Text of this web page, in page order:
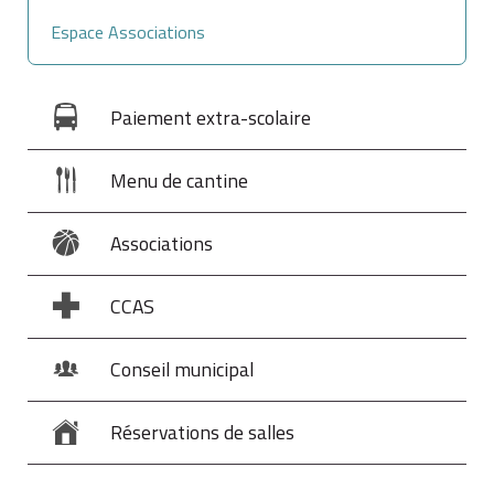
Espace Associations
Paiement extra-scolaire
Menu de cantine
Associations
CCAS
Conseil municipal
Réservations de salles